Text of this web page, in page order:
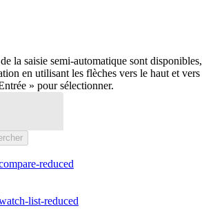
la saisie semi-automatique sont disponibles,
en utilisant les flèches vers le haut et vers
» pour sélectionner.